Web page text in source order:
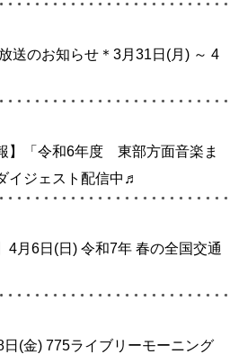
送のお知らせ＊3月31日(月) ～ 4
】「令和6年度 東部方面音楽ま
イジェスト配信中♬
4月6日(日) 令和7年 春の全国交通
日(金) 775ライブリーモーニング